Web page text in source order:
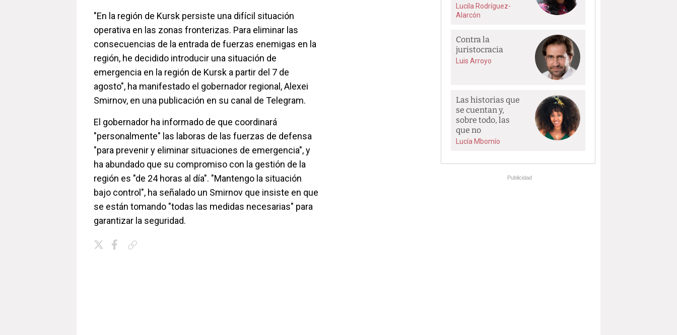
"En la región de Kursk persiste una difícil situación
operativa en las zonas fronterizas. Para eliminar las
consecuencias de la entrada de fuerzas enemigas en la
región, he decidido introducir una situación de
emergencia en la región de Kursk a partir del 7 de
agosto", ha manifestado el gobernador regional, Alexei
Smirnov, en una publicación en su canal de Telegram.
El gobernador ha informado de que coordinará
"personalmente" las laboras de las fuerzas de defensa
"para prevenir y eliminar situaciones de emergencia", y
ha abundado que su compromiso con la gestión de la
región es "de 24 horas al día". "Mantengo la situación
bajo control", ha señalado un Smirnov que insiste en que
se están tomando "todas las medidas necesarias" para
garantizar la seguridad.
Lucila Rodríguez-
Alarcón
Contra la
juristocracia
Luis Arroyo
Las historias que
se cuentan y,
sobre todo, las
que no
Lucía Mbomío
Publicidad